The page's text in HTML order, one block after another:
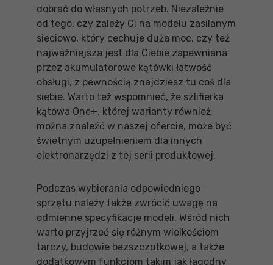
dobrać do własnych potrzeb. Niezależnie
od tego, czy zależy Ci na modelu zasilanym
sieciowo, który cechuje duża moc, czy też
najważniejsza jest dla Ciebie zapewniana
przez akumulatorowe kątówki łatwość
obsługi, z pewnością znajdziesz tu coś dla
siebie. Warto też wspomnieć, że szlifierka
kątowa One+, której warianty również
można znaleźć w naszej ofercie, może być
świetnym uzupełnieniem dla innych
elektronarzędzi z tej serii produktowej.
Podczas wybierania odpowiedniego
sprzętu należy także zwrócić uwagę na
odmienne specyfikacje modeli. Wśród nich
warto przyjrzeć się różnym wielkościom
tarczy, budowie bezszczotkowej, a także
dodatkowym funkcjom takim jak łagodny